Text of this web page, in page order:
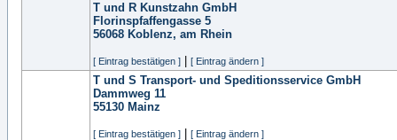
T und R Kunstzahn GmbH
Florinspfaffengasse 5
56068 Koblenz, am Rhein
[ Eintrag bestätigen ] [ Eintrag ändern ]
T und S Transport- und Speditionsservice GmbH
Dammweg 11
55130 Mainz
[ Eintrag bestätigen ] [ Eintrag ändern ]